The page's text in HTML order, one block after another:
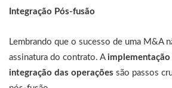
Integração Pós-fusão
Lembrando que o sucesso de uma M&A
assinatura do contrato. A implementação
integração das operações são passos